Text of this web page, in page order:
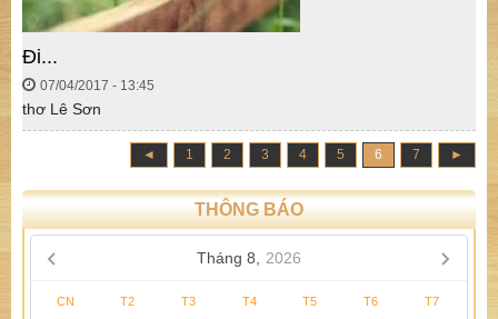
Đi...
07/04/2017 - 13:45
thơ Lê Sơn
◄ 1 2 3 4 5 6 7 ►
THÔNG BÁO
Tháng 8, 2026
CN T2 T3 T4 T5 T6 T7